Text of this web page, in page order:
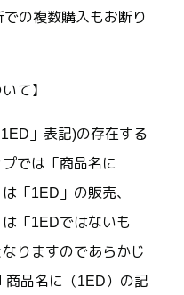
の複数購入もお断り
て】
」表記)の存在する
では「商品名に
「1ED」の販売、
は「1EDではないも
りますのであらかじ
商品名に（1ED）の記